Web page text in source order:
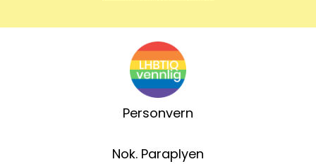
Personvern
Nok. Paraplyen